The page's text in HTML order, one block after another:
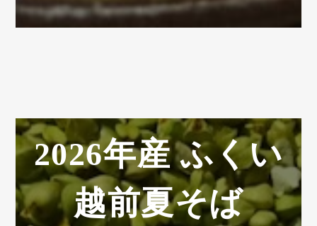
2026年産 ふくい
越前夏そば